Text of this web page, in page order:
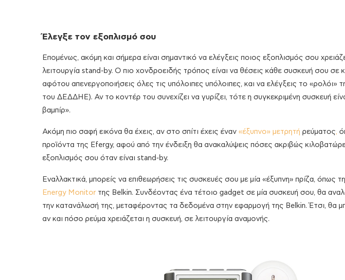
Έλεγξε τον εξοπλισμό σου
Επομένως, ακόμη και σήμερα είναι σημαντικό να ελέγξεις ποιος εξοπλισμός σου
λειτουργία stand-by. Ο πιο χονδροειδής τρόπος είναι να θέσεις κάθε συσκευή σου σε
αφότου απενεργοποιήσεις όλες τις υπόλοιπες υπόλοιπες, και να ελέγξεις το
του ΔΕΔΔΗΕ). Αν το κοντέρ του συνεχίζει να γυρίζει, τότε η συγκεκριμένη συσκευή
βαμπίρ».
Ακόμη πιο σαφή εικόνα θα έχεις, αν στο σπίτι έχεις έναν «έξυπνο» μετρητή ρεύματος,
προϊόντα της Efergy, αφού από την ένδειξη θα ανακαλύψεις πόσες ακριβώς
εξοπλισμός σου όταν είναι stand-by.
Εναλλακτικά, μπορείς να επιθεωρήσεις τις συσκευές σου με μία «έξυπνη» πρίζα, όπως
Energy Monitor της Belkin. Συνδέοντας ένα τέτοιο gadget σε μία συσκευή σου, θα
την κατανάλωσή της, μεταφέροντας τα δεδομένα στην εφαρμογή της Belkin. Έτσι, θα
αν και πόσο ρεύμα χρειάζεται η συσκευή, σε λειτουργία αναμονής.